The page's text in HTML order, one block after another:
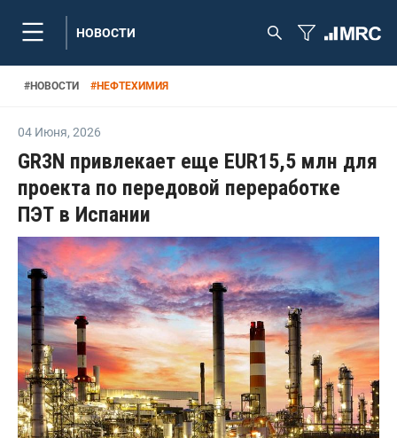
НОВОСТИ
#НОВОСТИ #НЕФТЕХИМИЯ
04 Июня, 2026
GR3N привлекает еще EUR15,5 млн для
проекта по передовой переработке
ПЭТ в Испании